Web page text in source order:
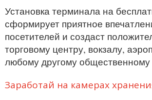
Установка терминала на
сформирует приятное
посетителей и создаст
торговому центру, вокзалу,
любому другому
Заработай на камерах